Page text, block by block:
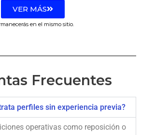
VER MÁS
en el mismo sitio.
Frecuentes
perfiles sin experiencia previa?
operativas como reposición o